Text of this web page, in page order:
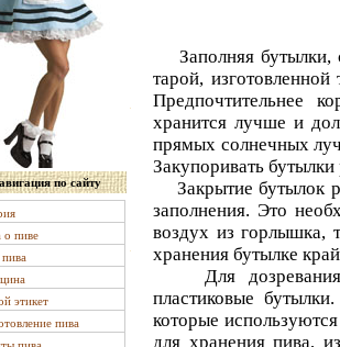
по сайту
о пиве
этикет
пива
Заполняя бутылки,
тарой,
Предпочтительнее
хранится лучше и
прямых солнечных
Закупоривать
Закрытие бутылок
заполнения. Это
воздух из горлышка,
хранения бутылке
Для дозревания
пластиковые
которые
для хранения пива,